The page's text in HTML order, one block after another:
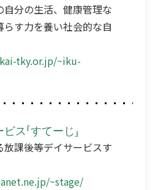
自分の生活、健康管理な
らす力を養い社会的な自
tky.or.jp/~iku-
ス「すてーじ」
課後等デイサービスす
~stage/